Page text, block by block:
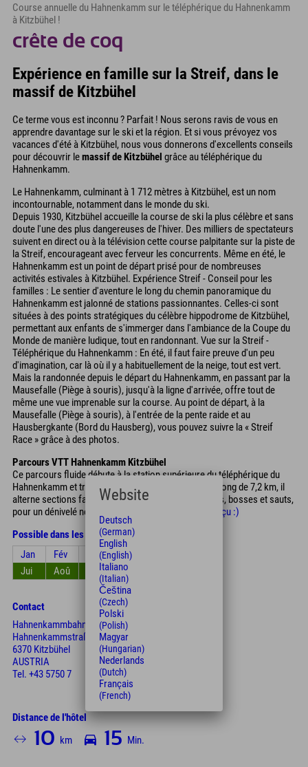
Course annuelle du Hahnenkamm sur le téléphérique du Hahnenkamm
à Kitzbühel !
crête de coq
Expérience en famille sur la Streif, dans le
massif de Kitzbühel
Ce terme vous est inconnu ? Parfait ! Nous serons ravis de vous en
apprendre davantage sur le ski et la région. Et si vous prévoyez vos
vacances d'été à Kitzbühel, nous vous donnerons d'excellents conseils
pour découvrir lemassif de Kitzbühel grâce au téléphérique du
Hahnenkamm.
Le Hahnenkamm, culminant à 1 712 mètres à Kitzbühel, est un nom
incontournable, notamment dans le monde du ski.
Depuis 1930, Kitzbühel accueille la course de ski la plus célèbre et sans
doute l'une des plus dangereuses de l'hiver. Des milliers de spectateurs
suivent en direct ou à la télévision cette course palpitante sur la piste de
la Streif, encourageant avec ferveur les concurrents. Même en été, le
Hahnenkamm est un point de départ prisé pour de nombreuses
activités estivales à Kitzbühel. Expérience Streif - Conseil pour les
familles : Le sentier d'aventure le long du chemin panoramique du
Hahnenkamm est jalonné de stations passionnantes. Celles-ci sont
situées à des points stratégiques du célèbre hippodrome de Kitzbühel,
permettant aux enfants de s'immerger dans l'ambiance de la Coupe du
Monde de manière ludique, tout en randonnant. Vue sur la Streif -
Téléphérique du Hahnenkamm : En été, il faut faire preuve d'un peu
d'imagination, car là où il y a habituellement de la neige, tout est vert.
Mais la randonnée depuis le départ du Hahnenkamm, en passant par la
Mausefalle (Piège à souris), jusqu'à la ligne d'arrivée, offre tout de
même une vue imprenable sur la course. Au point de départ, à la
Mausefalle (Piège à souris), à l'entrée de la pente raide et au
Hausbergkante (Bord du Hausberg), vous pouvez suivre la « Streif
Race » grâce à des photos.
Parcours VTT Hahnenkamm Kitzbühel
Ce parcours fluide débute à la station supérieure du téléphérique du
Hahnenkamm et traverse le Hahnenkamm au Tyrol. Long de 7,2 km, il
alterne sections faciles, virages serrés, ponts en bois, bosses et sauts,
pour un dénivelé négatif de 850 mètres.
Voici un aperçu :)
Possible dans les mois
Jan
Fév Mar Avr
Jui
Aoû Sep Oct
Contact
Hahnenkammbahn
Hahnenkammstraße 1
6370 Kitzbühel
AUSTRIA
Tel. +43 5750 7
Distance de l'hôtel
10 km 15 Min.
Website
Deutsch
(German)
English
(English)
Italiano
(Italian)
Čeština
(Czech)
Polski
(Polish)
Magyar
(Hungarian)
Nederlands
(Dutch)
Français
(French)